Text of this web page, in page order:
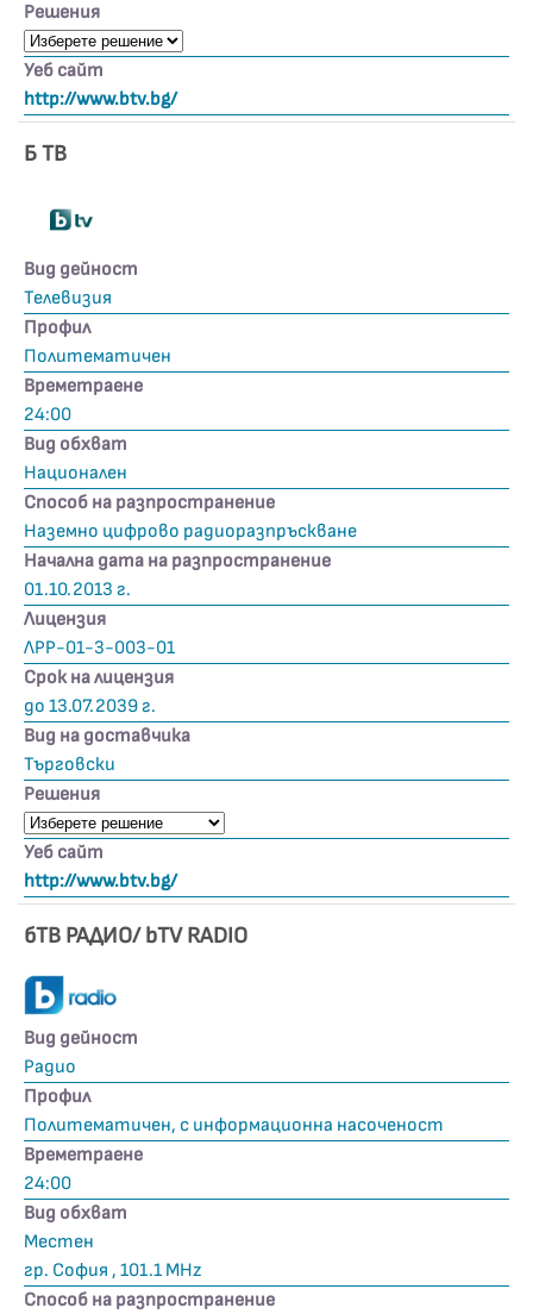
Решения
Уеб сайт
http://www.btv.bg/
Б ТВ
Вид дейност
Телевизия
Профил
Политематичен
Времетраене
24:00
Вид обхват
Национален
Способ на разпространение
Наземно цифрово радиоразпръскване
Начална дата на разпространение
01.10.2013 г.
Лицензия
ЛРР-01-3-003-01
Срок на лицензия
до 13.07.2039 г.
Вид на доставчика
Търговски
Решения
Уеб сайт
http://www.btv.bg/
бТВ РАДИО/ bTV RADIO
Вид дейност
Радио
Профил
Политематичен, с информационна насоченост
Времетраене
24:00
Вид обхват
Местен
гр. София , 101.1 MHz
Способ на разпространение